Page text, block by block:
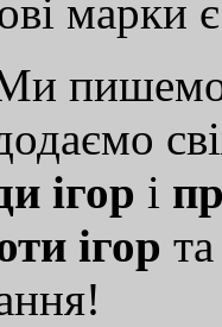
марки
ігор і
ігор